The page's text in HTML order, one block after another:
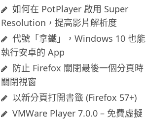
如何在 PotPlayer 啟用 Super
Resolution，提高影片解析度
代號「拿鐵」，Windows 10 也能
執行安卓的 App
防止 Firefox 關閉最後一個分頁時
關閉視窗
以新分頁打開書籤 (Firefox 57+)
VMWare Player 7.0.0 – 免費虛擬